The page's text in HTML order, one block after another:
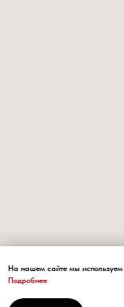
На нашем сайте мы используем
Подробнее